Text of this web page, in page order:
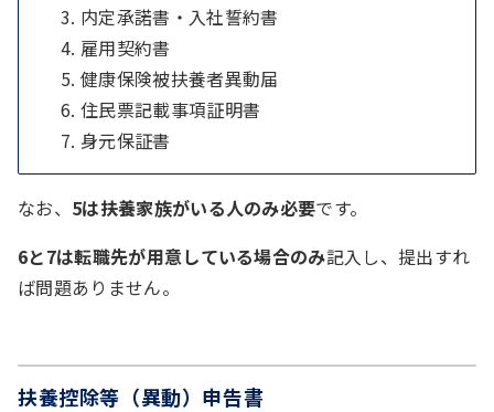
内定承諾書・入社誓約書
雇用契約書
健康保険被扶養者異動届
住民票記載事項証明書
身元保証書
なお、 5は扶養家族がいる人のみ必要です。
6と7は転職先が用意している場合のみ記入し、提出すれ
ば問題ありません。
扶養控除等（異動）申告書